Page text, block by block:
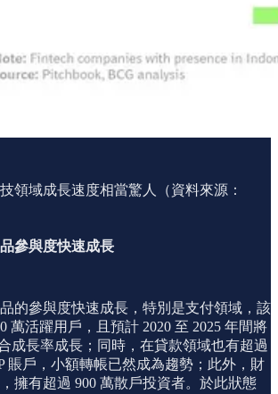
領域成長速度相當驚人（資料來源：
參與度快速成長
的參與度快速成長，特別是支付領域，該
萬活躍用戶，且預計 2020 至 2025 年間將
成長率成長；同時，在貸款領域也有超過
賬戶，小額轉帳已然成為趨勢；此外，財
擁有超過 900 萬散戶投資者。於此狀態